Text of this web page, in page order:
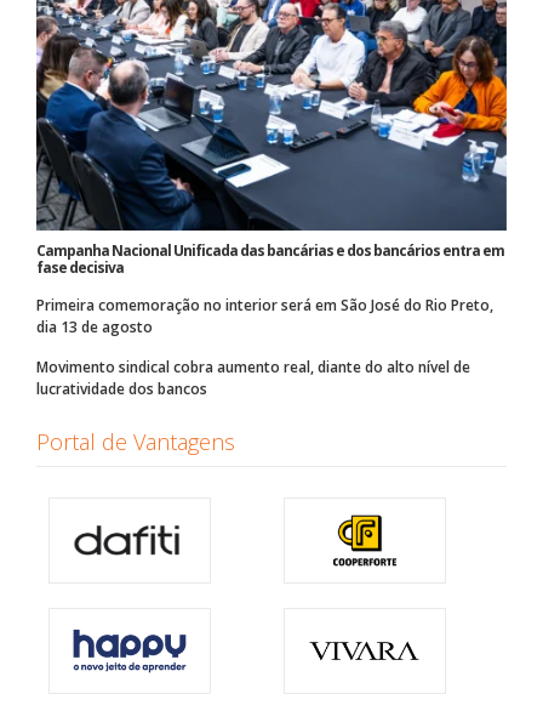
Campanha Nacional Unificada das bancárias e dos bancários entra em
fase decisiva
Primeira comemoração no interior será em São José do Rio Preto,
dia 13 de agosto
Movimento sindical cobra aumento real, diante do alto nível de
lucratividade dos bancos
Portal de Vantagens